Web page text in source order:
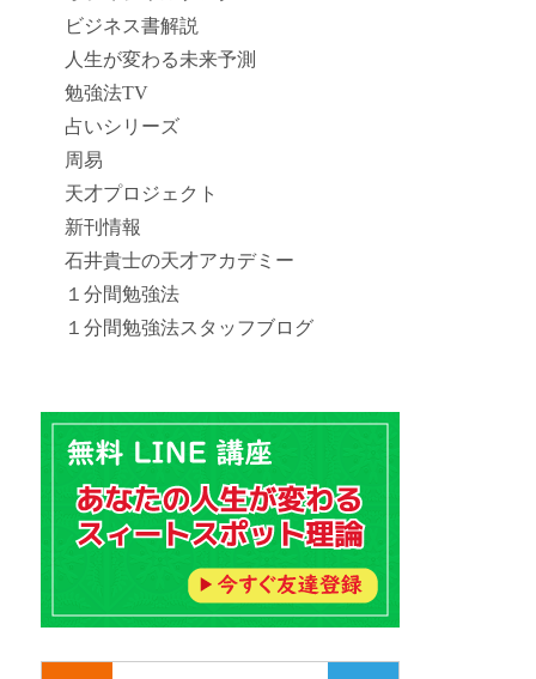
ビジネス書解説
人生が変わる未来予測
勉強法TV
占いシリーズ
周易
天才プロジェクト
新刊情報
石井貴士の天才アカデミー
１分間勉強法
１分間勉強法スタッフブログ